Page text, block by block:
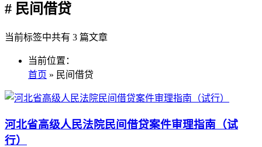
# 民间借贷
当前标签中共有 3 篇文章
当前位置：
首页 » 民间借贷
河北省高级人民法院民间借贷案件审理指南（试
行）